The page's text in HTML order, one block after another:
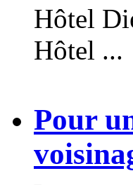
Hôtel
Hôtel ...
Pour